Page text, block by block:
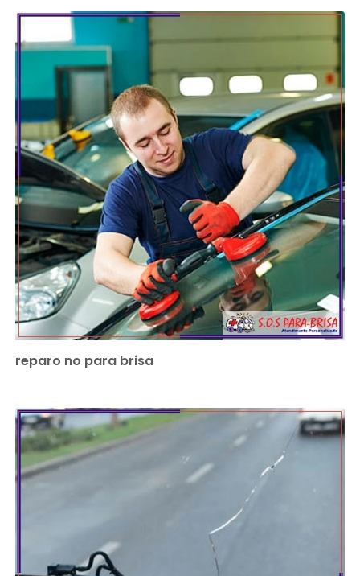
reparo no para brisa